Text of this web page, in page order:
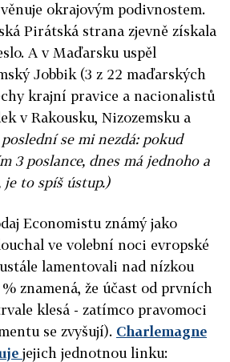
okrajovým podivnostem.
Pirátská strana zjevně získala
A v Maďarsku uspěl
Jobbik (3 z 22 maďarských
krajní pravice a nacionalistů
v Rakousku, Nizozemsku a
poslední se mi nezdá: pokud
3 poslance, dnes má jednoho a
je to spíš ústup.)
Economistu známý jako
ve volební noci evropské
lamentovali nad nízkou
znamená, že účast od prvních
klesá - zatímco pravomoci
se zvyšují). Charlemagne
jejich jednotnou linku: